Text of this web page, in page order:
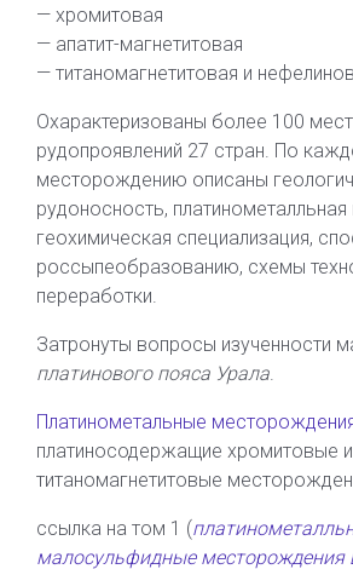
— хромитовая
— апатит-магнетитовая
— титаномагнетитовая и
Охарактеризованы более 100
рудопроявлений 27 стран. По
месторождению описаны
рудоносность, платинометалльная
геохимическая специализация,
россыпеобразованию, схемы
переработки.
Затронуты вопросы изученности
платинового пояса Урала.
Платинометальные
платиносодержащие хромитовые и
титаномагнетитовые
ссылка на том 1 (
малосульфидные месторождения